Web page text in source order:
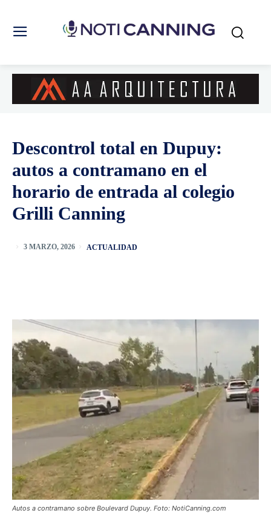
Descontrol total en Dupuy:
autos a contramano en el
horario de entrada al colegio
Grilli Canning
3 MARZO, 2026 ACTUALIDAD
Autos a contramano sobre Boulevard Dupuy. Foto: NotiCanning.com